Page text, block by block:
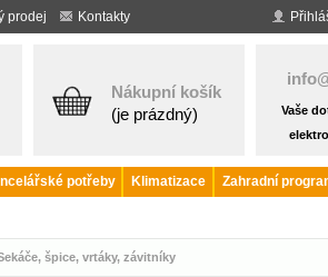
prodej Kontakty
Nákupní košík
(je prázdný)
Vaše
potřeby Klimatizace Zahradní
špice, vrtáky, závitníky